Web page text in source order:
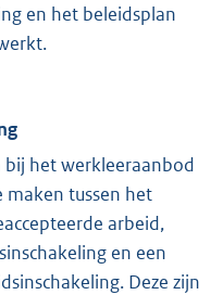
en het beleidsplan
het werkleeraanbod
maken tussen het
arbeid,
en een
Deze zijn